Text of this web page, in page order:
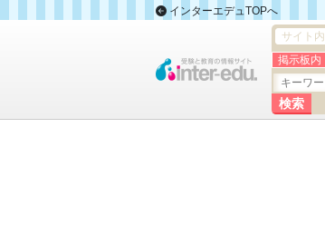
インターエデュTOPへ
サイト内
掲示板内